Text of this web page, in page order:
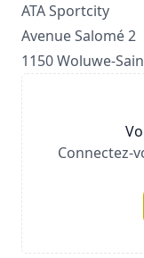
ATA Sportcity
Avenue Salomé 2
1150 Woluwe-
Connectez-